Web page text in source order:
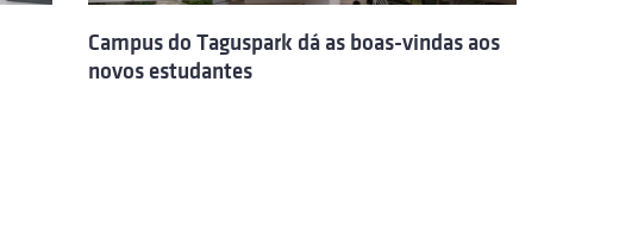
Campus do Taguspark dá as boas-vindas aos
novos estudantes